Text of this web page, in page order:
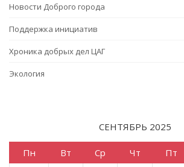
Новости Доброго города
Поддержка инициатив
Хроника добрых дел ЦАГ
Экология
СЕНТЯБРЬ 2025
Пн Вт Ср Чт Пт